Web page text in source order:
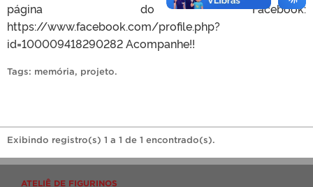
página do Facebook:
https://www.facebook.com/profile.php?
id=100009418290282 Acompanhe!!
Tags: memória, projeto.
Exibindo registro(s) 1 a 1 de 1 encontrado(s).
ATELIÊ DE FIGURINOS